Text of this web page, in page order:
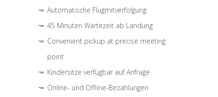
Automatische Flugmitverfolgung
45 Minuten Wartezeit ab Landung
Convenient pickup at precise meeting
point
Kindersitze verfügbar auf Anfrage
Online- und Offline-Bezahlungen